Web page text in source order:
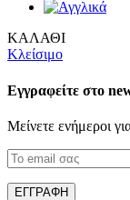
ΚΑΛΑΘΙ
Κλείσιμο
Εγγραφείτε στο
Μείνετε ενήμεροι